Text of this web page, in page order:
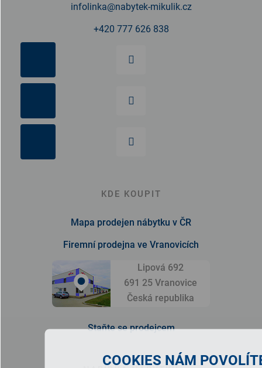
COOKIES NÁM
infolinka@nabytek-mikulik.cz
+420 777 626 838
KDE KOUPIT
Mapa prodejen nábytku v ČR
Firemní prodejna ve Vranovicích
Lipová 692
691 25 Vranovice
Česká republika
Staňte se prodejcem